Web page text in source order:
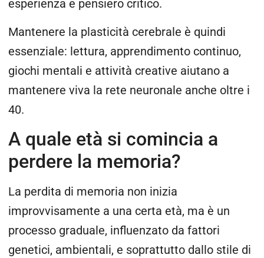
esperienza e pensiero critico.
Mantenere la plasticità cerebrale è quindi
essenziale: lettura, apprendimento continuo,
giochi mentali e attività creative aiutano a
mantenere viva la rete neuronale anche oltre i
40.
A quale età si comincia a
perdere la memoria?
La perdita di memoria non inizia
improvvisamente a una certa età, ma è un
processo graduale, influenzato da fattori
genetici, ambientali, e soprattutto dallo stile di